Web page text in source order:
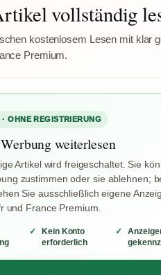
vollständig
kostenlosem Lesen mit klar
Premium.
OHNE REGISTRIERUNG
weiterlesen
Artikel wird freigeschaltet. Sie
zustimmen oder sie ablehnen;
Sie ausschließlich eigene
und France Premium.
Kein Konto
erforderlich